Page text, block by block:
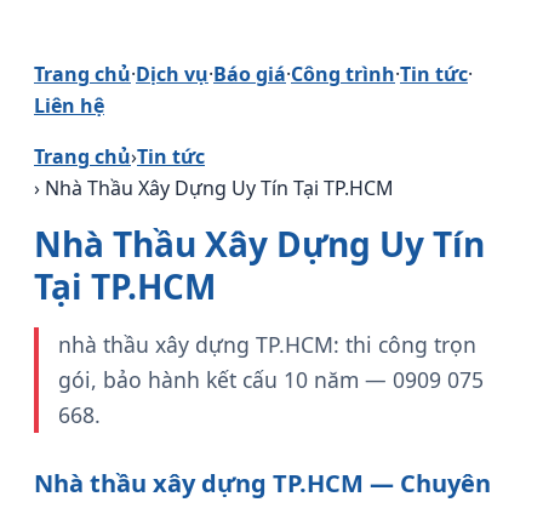
Trang chủ·Dịch vụ·Báo giá·Công trình·Tin tức·
Liên hệ
Trang chủ›Tin tức
› Nhà Thầu Xây Dựng Uy Tín Tại TP.HCM
Nhà Thầu Xây Dựng Uy Tín
Tại TP.HCM
nhà thầu xây dựng TP.HCM: thi công trọn
gói, bảo hành kết cấu 10 năm — 0909 075
668.
Nhà thầu xây dựng TP.HCM — Chuyên